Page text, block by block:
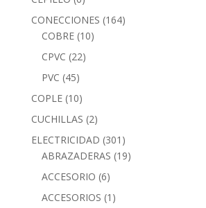
CONECCIONES (164)
COBRE (10)
CPVC (22)
PVC (45)
COPLE (10)
CUCHILLAS (2)
ELECTRICIDAD (301)
ABRAZADERAS (19)
ACCESORIO (6)
ACCESORIOS (1)